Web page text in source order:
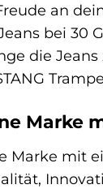
an
bei 30
die
Marke mit